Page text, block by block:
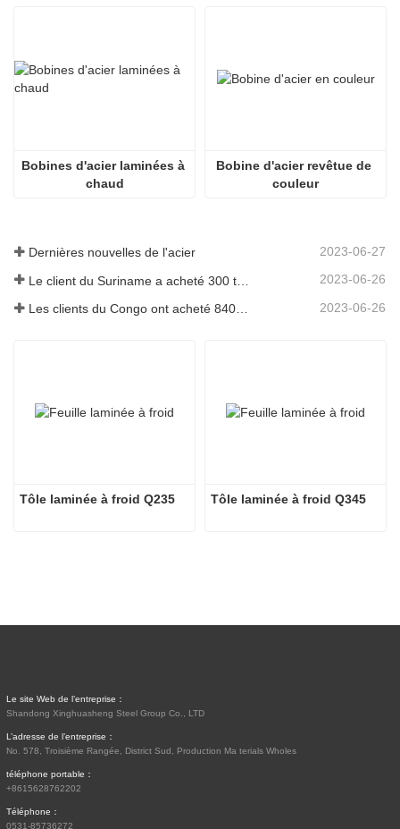
Bobines d'acier laminées à
chaud
Bobine d'acier revêtue de
couleur
Dernières nouvelles de l'acier 2023-06-27
2023-06-26
2023-06-26
Tôle laminée à froid Q235 Tôle laminée à froid Q345
Le site Web de l’entreprise：
Shandong Xinghuasheng Steel Group Co., LTD
L’adresse de l’entreprise：
No. 578, Troisième Rangée, District Sud, Production Ma terials Wholes
téléphone portable：
+8615628762202
Téléphone：
0531-85736272